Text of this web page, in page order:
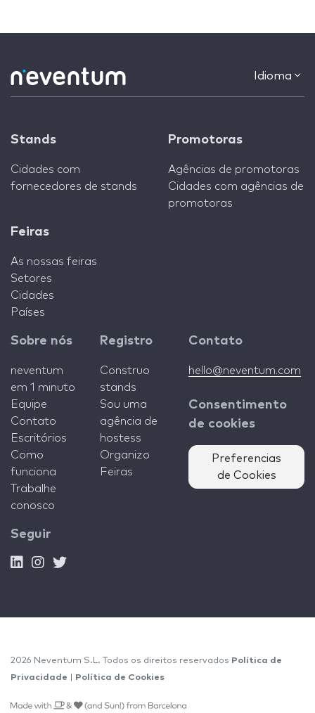
Idioma
Stands
Cidades com
fornecedores de stands
Promotoras
Agências de promotoras
Cidades com agências de
promotoras
Feiras
As nossas feiras
Setores
Cidades
Países
Sobre nós
neventum
em 1 minuto
Equipe
Contato
Escritórios
Como
funciona
Trabalhe
conosco
Registro
Construo
stands
Sou uma
agência de
hostess
Organizo
Feiras
Contato
hello@neventum.com
Consentimento
de cookies
Preferencias
de Cookies
Seguir
2026 Neventum S.L. Todos os direitos reservados Política de
Privacidade
Política de Cookies